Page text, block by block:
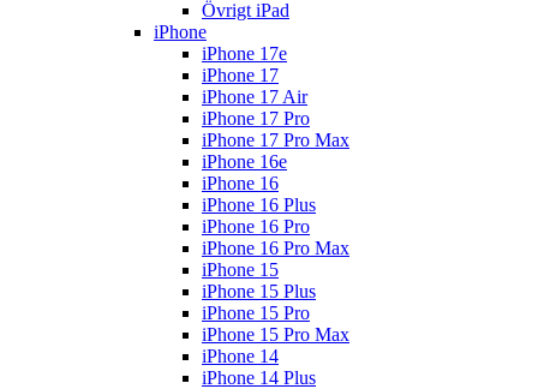
Övrigt iPad
iPhone
iPhone 17e
iPhone 17
iPhone 17 Air
iPhone 17 Pro
iPhone 17 Pro Max
iPhone 16e
iPhone 16
iPhone 16 Plus
iPhone 16 Pro
iPhone 16 Pro Max
iPhone 15
iPhone 15 Plus
iPhone 15 Pro
iPhone 15 Pro Max
iPhone 14
iPhone 14 Plus